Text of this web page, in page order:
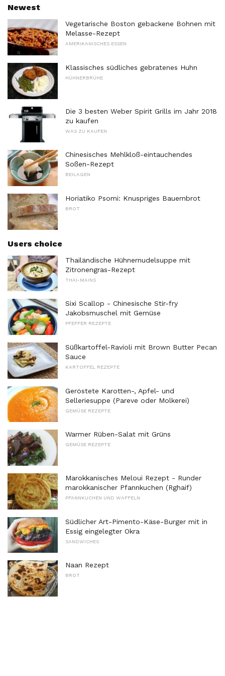
Newest
Vegetarische Boston gebackene Bohnen mit
Melasse-Rezept
AMERIKANISCHES ESSEN
Klassisches südliches gebratenes Huhn
HÜHNERBRÜHE
Die 3 besten Weber Spirit Grills im Jahr 2018
zu kaufen
WAS ZU KAUFEN
Chinesisches Mehlkloß-eintauchendes
Soßen-Rezept
BEILAGEN
Horiatiko Psomi: Knuspriges Bauernbrot
BROT
Users choice
Thailändische Hühnernudelsuppe mit
Zitronengras-Rezept
THAI-MAINS
Sixi Scallop - Chinesische Stir-fry
Jakobsmuschel mit Gemüse
PFEFFER REZEPTE
Süßkartoffel-Ravioli mit Brown Butter Pecan
Sauce
KARTOFFEL REZEPTE
Geröstete Karotten-, Apfel- und
Selleriesuppe (Pareve oder Molkerei)
GEMÜSE REZEPTE
Warmer Rüben-Salat mit Grüns
GEMÜSE REZEPTE
Marokkanisches Meloui Rezept - Runder
marokkanischer Pfannkuchen (Rghaif)
PFANNKUCHEN UND WAFFELN
Südlicher Art-Pimento-Käse-Burger mit in
Essig eingelegter Okra
SANDWICHES
Naan Rezept
BROT